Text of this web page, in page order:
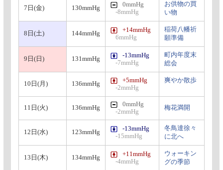
7日(金) 130mmHg
0mmHg
-8mmHg
お供物の買
い物
8日(土) 144mmHg
+14mmHg
6mmHg
稲荷八幡祈
願準備
9日(日) 131mmHg
-13mmHg
-7mmHg
町内年度末
総会
10日(月) 136mmHg
+5mmHg
-2mmHg
爽やか散歩
11日(火) 136mmHg
0mmHg
-2mmHg
梅花満開
12日(水) 123mmHg
-13mmHg
-15mmHg
冬鳥達徐々
に北へ
13日(木) 134mmHg
+11mmHg
-4mmHg
ウォーキン
グの季節